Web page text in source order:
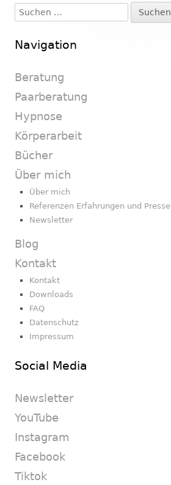
Seitenleiste
Suchen
nach:
Navigation
Beratung
Paarberatung
Hypnose
Körperarbeit
Bücher
Über mich
Über mich
Referenzen Erfahrungen und Presse
Newsletter
Blog
Kontakt
Kontakt
Downloads
FAQ
Datenschutz
Impressum
Social Media
Newsletter
YouTube
Instagram
Facebook
Tiktok